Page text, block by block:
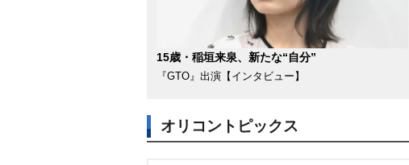
15歳・稲垣来泉、新たな“自分”
『GTO』出演【インタビュー】
オリコントピックス